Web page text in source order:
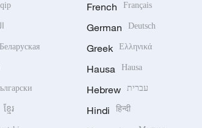
Беларуская
ខ្មែរ
French Français
German Deutsch
Greek Ελληνικά
Hausa Hausa
Hebrew עברית
Hindi हिन्दी